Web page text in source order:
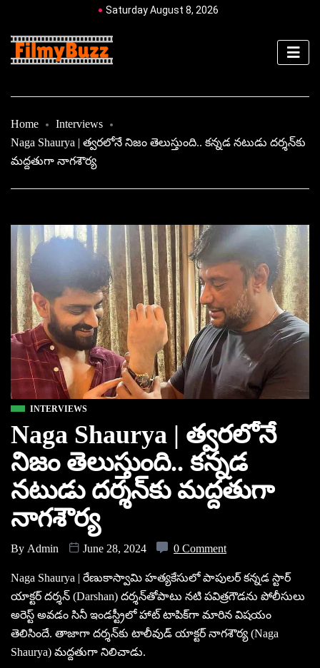
Saturday August 8, 2026
Home
Interviews
Naga Shaurya | త్వరలోనే నిజం తెలుస్తుంది.. కన్నడ నటుడు దర్శన్‌కు
మద్దతుగా నాగశౌర్య
INTERVIEWS
Naga Shaurya | త్వరలోనే
నిజం తెలుస్తుంది.. కన్నడ
నటుడు దర్శన్‌కు మద్దతుగా
నాగశౌర్య
By Admin June 28, 2024 0 Comment
Naga Shaurya | రేణుకాస్వామి హత్యకేసులో పాపులర్ కన్నడ స్టార్
యాక్టర్ దర్శన్‌ (Darshan) దర్శన్‌తోపాటు నటి పవిత్రగౌడను పోలీసులు
అరెస్ట్‌ అవడం సినీ ఇండస్ట్రీలో హాట్‌ టాపిక్‌గా మారిన విషయం
తెలిసిందే. తాజాగా దర్శన్‌కు టాలీవుడ్ యాక్టర్ నాగశౌర్య (Naga
Shaurya) మద్దతుగా నిలిచాడు.